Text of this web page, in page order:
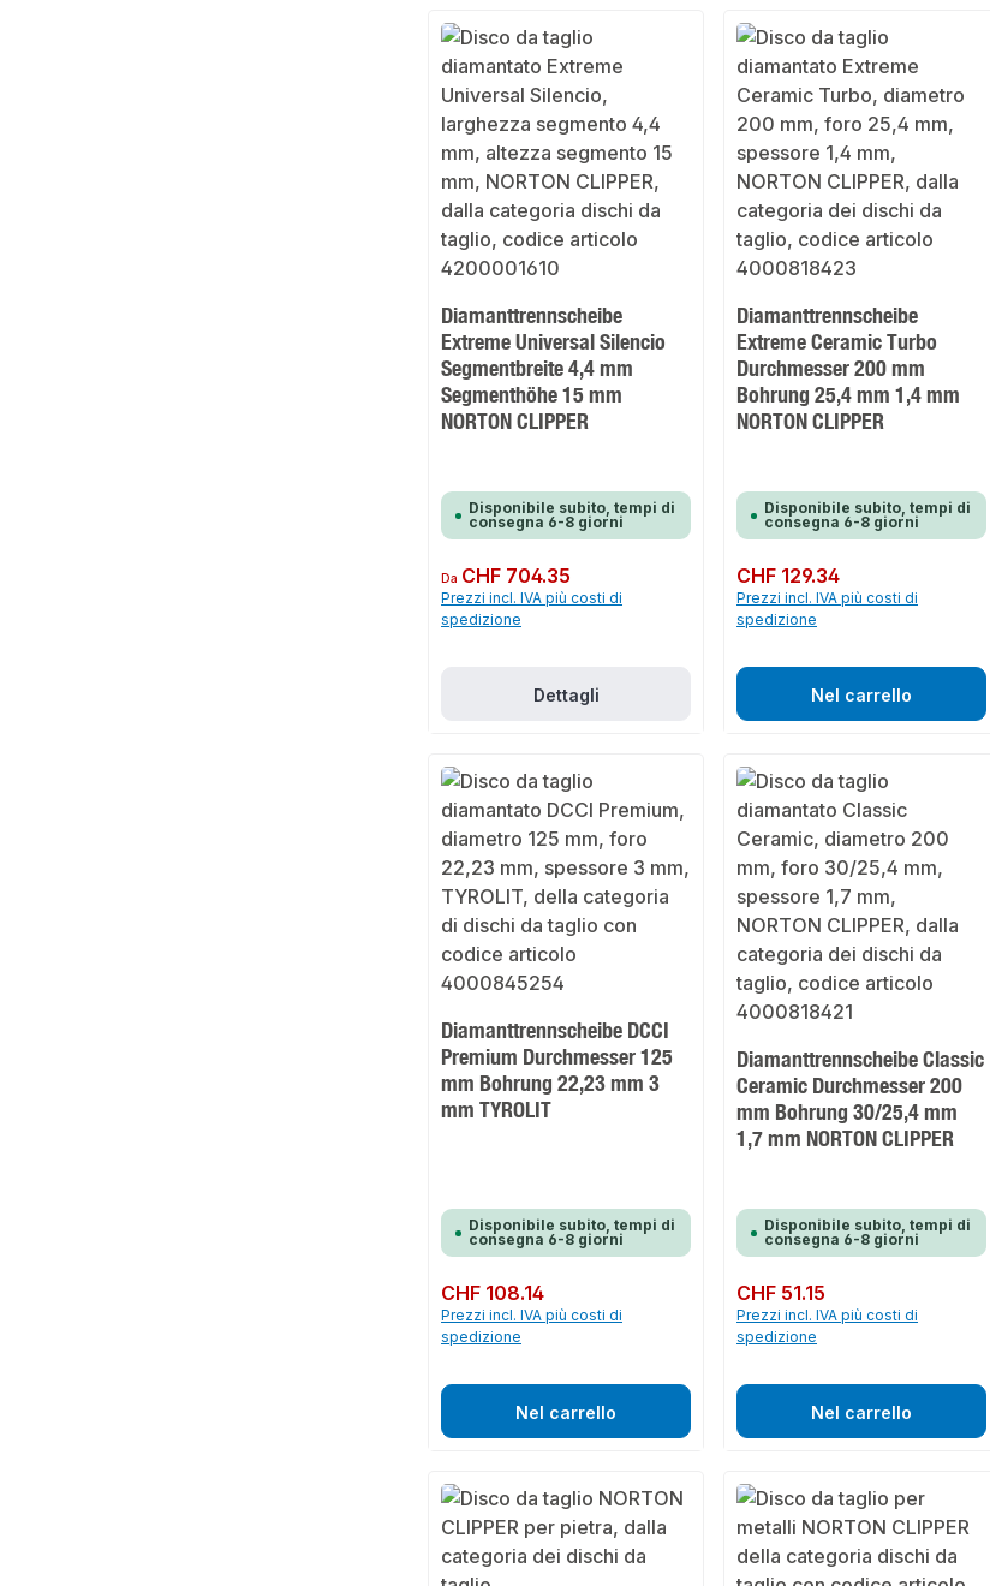
Diamanttrennscheibe
Extreme Universal Silencio
Segmentbreite 4,4 mm
Segmenthöhe 15 mm
NORTON CLIPPER
Disponibile subito, tempi di
consegna 6-8 giorni
Prezzo normale:
Da CHF 704.35
Prezzi incl. IVA più costi di
spedizione
Dettagli
Diamanttrennscheibe
Extreme Ceramic Turbo
Durchmesser 200 mm
Bohrung 25,4 mm 1,4 mm
NORTON CLIPPER
Disponibile subito, tempi di
consegna 6-8 giorni
Prezzo normale:
CHF 129.34
Prezzi incl. IVA più costi di
spedizione
Nel carrello
Diamanttrennscheibe DCCI
Premium Durchmesser 125
mm Bohrung 22,23 mm 3
mm TYROLIT
Disponibile subito, tempi di
consegna 6-8 giorni
Prezzo normale:
CHF 108.14
Prezzi incl. IVA più costi di
spedizione
Nel carrello
Diamanttrennscheibe Classic
Ceramic Durchmesser 200
mm Bohrung 30/25,4 mm
1,7 mm NORTON CLIPPER
Disponibile subito, tempi di
consegna 6-8 giorni
Prezzo normale:
CHF 51.15
Prezzi incl. IVA più costi di
spedizione
Nel carrello